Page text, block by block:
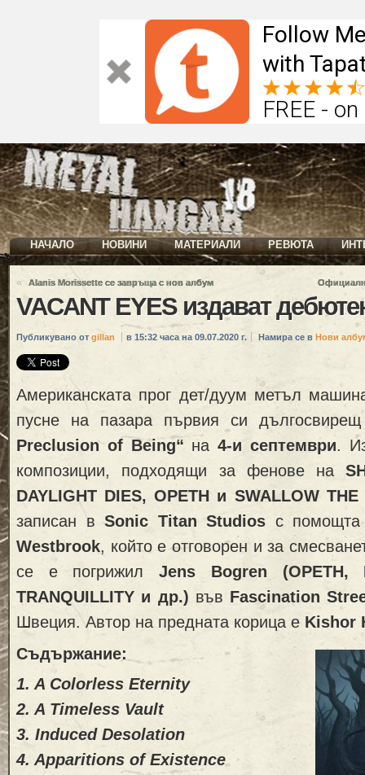
Follow
with
FREE -
НАЧАЛО НОВИНИ МАТЕРИАЛИ РЕВЮТА
« Alanis Morissette се завръща с нов албум
VACANT EYES издават
Публикувано от gillan в 15:32 часа на 09.07.2020 г. Намира се в Нови
Американската прог дет/дуум метъл
пусне на пазара първия си
Preclusion of Being“ на 4-и септември.
композиции, подходящи за фенове на
DAYLIGHT DIES, OPETH и SWALLOW
записан вSonic Titan Studios с
Westbrook, който е отговорен и за
се е погрижилJens Bogren (OPETH,
TRANQUILLITY и др.) във Fascination
Швеция. Автор на предната корица е Kishor
Съдържание:
1. A Colorless Eternity
2. A Timeless Vault
3. Induced Desolation
4. Apparitions of Existence